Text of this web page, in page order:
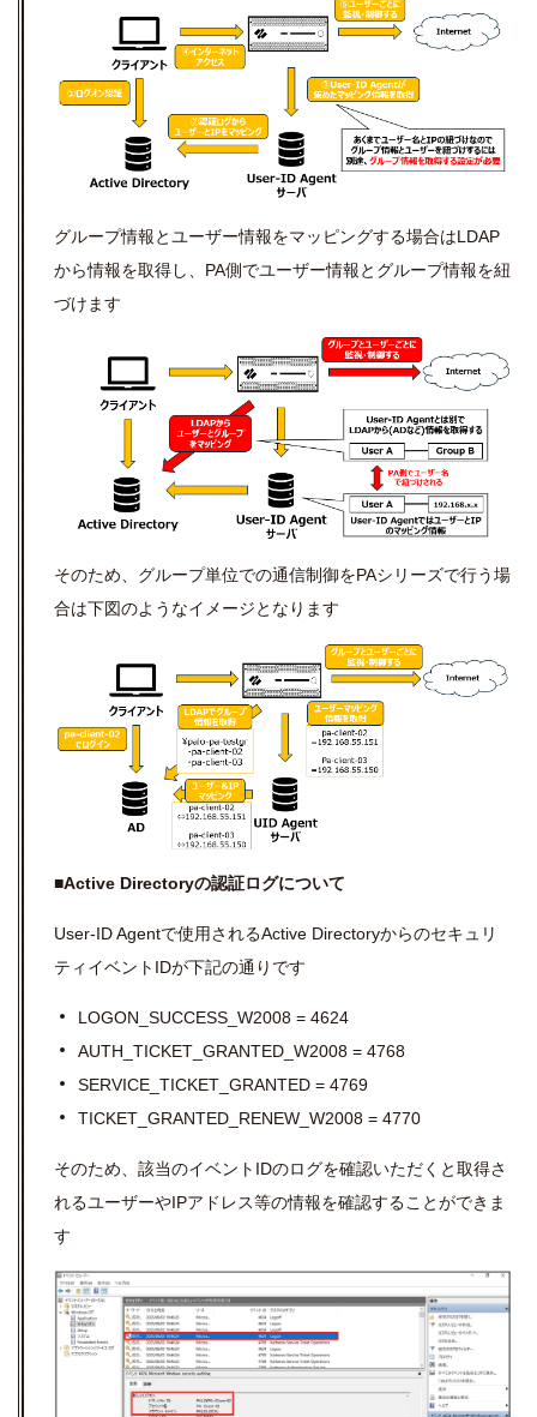
グループ情報とユーザー情報をマッピングする場合はLDAP
から情報を取得し、PA側でユーザー情報とグループ情報を紐
づけます
そのため、グループ単位での通信制御をPAシリーズで行う場
合は下図のようなイメージとなります
■Active Directoryの認証ログについて
User-ID Agentで使用されるActive Directoryからのセキュリ
ティイベントIDが下記の通りです
LOGON_SUCCESS_W2008 = 4624
AUTH_TICKET_GRANTED_W2008 = 4768
SERVICE_TICKET_GRANTED = 4769
TICKET_GRANTED_RENEW_W2008 = 4770
そのため、該当のイベントIDのログを確認いただくと取得さ
れるユーザーやIPアドレス等の情報を確認することができま
す